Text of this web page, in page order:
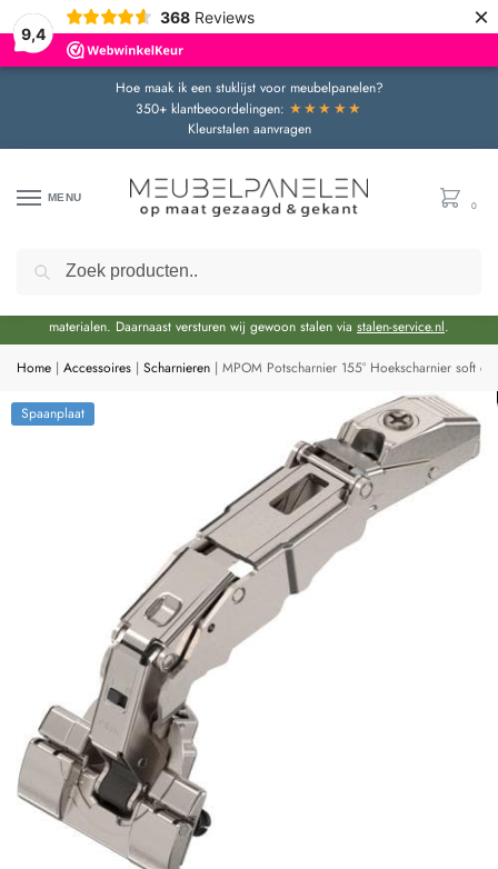
9,4
368 Reviews ×
Hoe maak ik een stuklijst voor meubelpanelen?
350+ klantbeoordelingen: ★★★★★
Kleurstalen aanvragen
MENU
0
Door de bouwvakperiode geldt momenteel een extra levertijd van circa 3 weken
materialen. Daarnaast versturen wij gewoon stalen via stalen-service.nl.
Home | Accessoires | Scharnieren | MPOM Potscharnier 155° Hoekscharnier soft
Spaanplaat